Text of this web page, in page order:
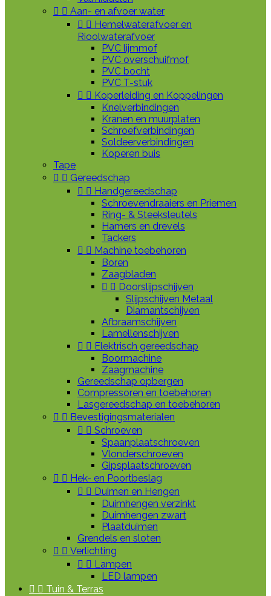
  Aan- en afvoer water
  Hemelwaterafvoer en
Rioolwaterafvoer
PVC lijmmof
PVC overschuifmof
PVC bocht
PVC T-stuk
  Koperleiding en Koppelingen
Knelverbindingen
Kranen en muurplaten
Schroefverbindingen
Soldeerverbindingen
Koperen buis
Tape
  Gereedschap
  Handgereedschap
Schroevendraaiers en Priemen
Ring- & Steeksleutels
Hamers en drevels
Tackers
  Machine toebehoren
Boren
Zaagbladen
  Doorslijpschijven
Slijpschijven Metaal
Diamantschijven
Afbraamschijven
Lamellenschijven
  Elektrisch gereedschap
Boormachine
Zaagmachine
Gereedschap opbergen
Compressoren en toebehoren
Lasgereedschap en toebehoren
  Bevestigingsmaterialen
  Schroeven
Spaanplaatschroeven
Vlonderschroeven
Gipsplaatschroeven
  Hek- en Poortbeslag
  Duimen en Hengen
Duimhengen verzinkt
Duimhengen zwart
Plaatduimen
Grendels en sloten
  Verlichting
  Lampen
LED lampen
  Tuin & Terras